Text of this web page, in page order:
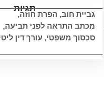
תגיות
גביית חוב, הפרת חוזה,
מכתב התראה לפני תביעה,
סכסוך משפטי, עורך דין